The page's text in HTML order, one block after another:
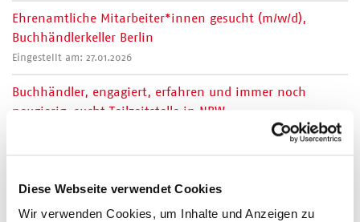
Diese Webseite verwendet Cookies
Wir verwenden Cookies, um Inhalte und Anzeigen zu
Ehrenamtliche Mitarbeiter*innen gesucht (m/w/d),
Buchhändlerkeller Berlin
Eingestellt am: 27.01.2026
Buchhändler, engagiert, erfahren und immer noch
neugierig, sucht Teilzeitstelle in NRW
dtv, München